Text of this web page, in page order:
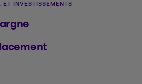
ET INVESTISSEMENTS